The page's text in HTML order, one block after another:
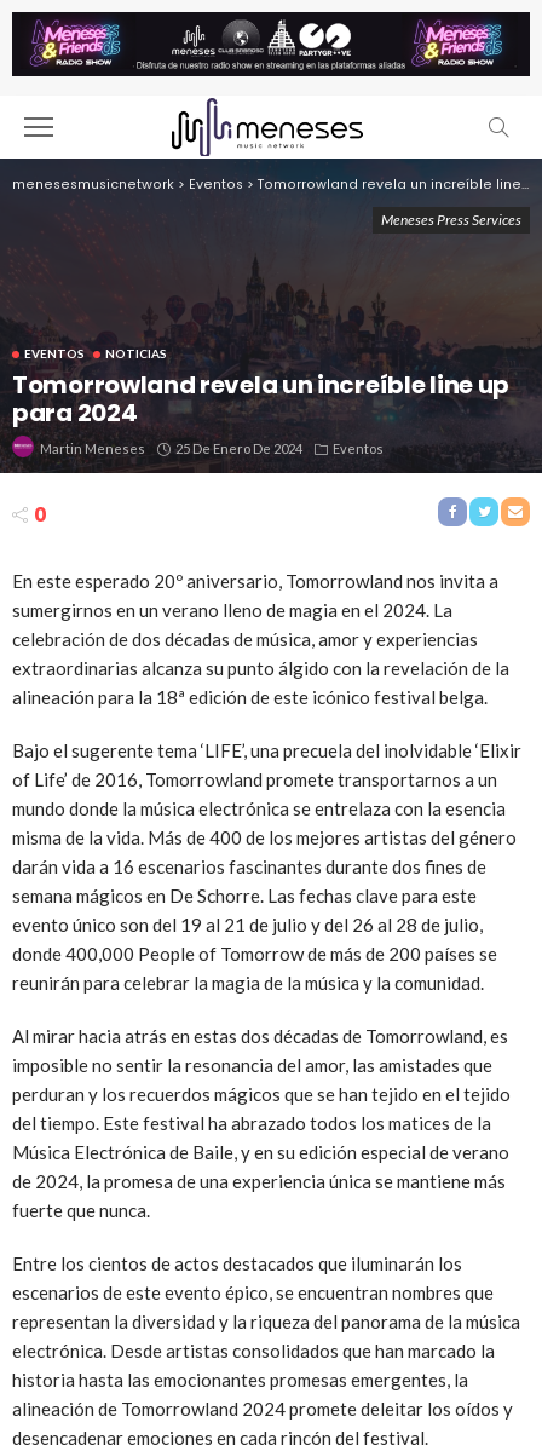
menesesmusicnetwork > Eventos > Tomorrowland revela un increíble line up para 2024
EVENTOS NOTICIAS
Tomorrowland revela un increíble line up
para 2024
Martin Meneses 25 De Enero De 2024 Eventos
Meneses Press Services
0
En este esperado 20º aniversario, Tomorrowland nos invita a
sumergirnos en un verano lleno de magia en el 2024. La
celebración de dos décadas de música, amor y experiencias
extraordinarias alcanza su punto álgido con la revelación de la
alineación para la 18ª edición de este icónico festival belga.
Bajo el sugerente tema ‘LIFE’, una precuela del inolvidable ‘Elixir
of Life’ de 2016, Tomorrowland promete transportarnos a un
mundo donde la música electrónica se entrelaza con la esencia
misma de la vida. Más de 400 de los mejores artistas del género
darán vida a 16 escenarios fascinantes durante dos fines de
semana mágicos en De Schorre. Las fechas clave para este
evento único son del 19 al 21 de julio y del 26 al 28 de julio,
donde 400,000 People of Tomorrow de más de 200 países se
reunirán para celebrar la magia de la música y la comunidad.
Al mirar hacia atrás en estas dos décadas de Tomorrowland, es
imposible no sentir la resonancia del amor, las amistades que
perduran y los recuerdos mágicos que se han tejido en el tejido
del tiempo. Este festival ha abrazado todos los matices de la
Música Electrónica de Baile, y en su edición especial de verano
de 2024, la promesa de una experiencia única se mantiene más
fuerte que nunca.
Entre los cientos de actos destacados que iluminarán los
escenarios de este evento épico, se encuentran nombres que
representan la diversidad y la riqueza del panorama de la música
electrónica. Desde artistas consolidados que han marcado la
historia hasta las emocionantes promesas emergentes, la
alineación de Tomorrowland 2024 promete deleitar los oídos y
desencadenar emociones en cada rincón del festival.